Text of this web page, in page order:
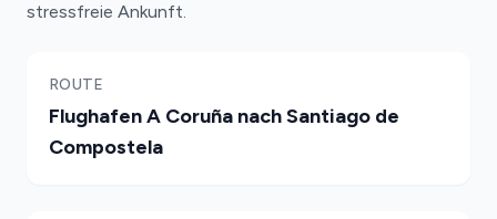
stressfreie Ankunft.
ROUTE
Flughafen A Coruña nach Santiago de
Compostela